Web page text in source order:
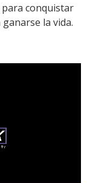
conquistar
la vida.